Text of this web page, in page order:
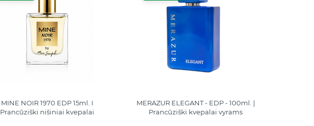
MINE NOIR 1970 EDP 15ml. I
Prancūziški nišiniai kvepalai
MERAZUR ELEGANT - EDP - 100ml. |
Prancūziški kvepalai vyrams